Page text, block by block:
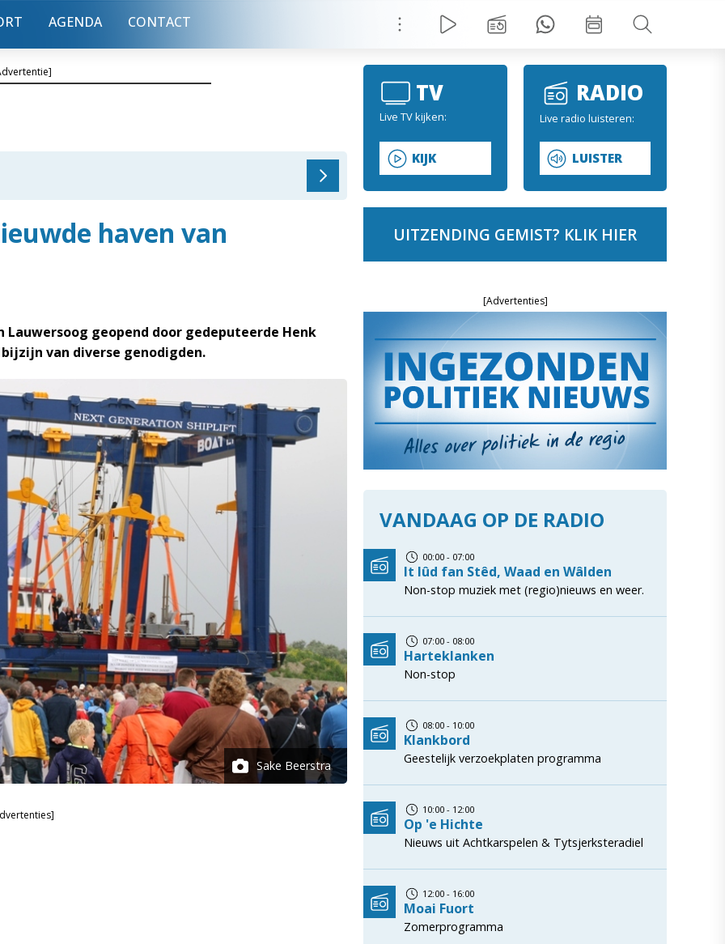
AGENDA CONTACT
haven van
geopend door gedeputeerde Henk
van diverse genodigden.
Sake Beerstra
TV
Live TV kijken:
KIJK
RADIO
Live radio luisteren:
LUISTER
UITZENDING GEMIST? KLIK HIER
[Advertenties]
VANDAAG OP DE RADIO
00:00 - 07:00
It lûd fan Stêd, Waad en Wâlden
Non-stop muziek met (regio)nieuws en weer.
07:00 - 08:00
Harteklanken
Non-stop
08:00 - 10:00
Klankbord
Geestelijk verzoekplaten programma
10:00 - 12:00
Op 'e Hichte
Nieuws uit Achtkarspelen & Tytsjerksteradiel
12:00 - 16:00
Moai Fuort
Zomerprogramma